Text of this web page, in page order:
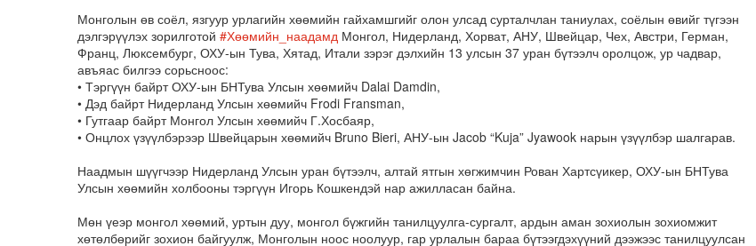
Монголын өв соёл, язгуур урлагийн хөөмийн гайхамшгийг олон улсад сурталчлан таниулах, соёлын өвийг түгээн
дэлгэрүүлэх зорилготой #Хөөмийн_наадамд Монгол, Нидерланд, Хорват, АНУ, Швейцар, Чех, Австри, Герман,
Франц, Люксембург, ОХУ-ын Тува, Хятад, Итали зэрэг дэлхийн 13 улсын 37 уран бүтээлч оролцож, ур чадвар,
авъяас билгээ сорьсноос:
• Тэргүүн байрт ОХУ-ын БНТува Улсын хөөмийч Dalai Damdin,
• Дэд байрт Нидерланд Улсын хөөмийч Frodi Fransman,
• Гутгаар байрт Монгол Улсын хөөмийч Г.Хосбаяр,
• Онцлох үзүүлбэрээр Швейцарын хөөмийч Bruno Bieri, АНУ-ын Jacob “Kuja” Jyawook нарын үзүүлбэр шалгарав.
Наадмын шүүгчээр Нидерланд Улсын уран бүтээлч, алтай ятгын хөгжимчин Рован Хартсүикер, ОХУ-ын БНТува
Улсын хөөмийн холбооны тэргүүн Игорь Кошкендэй нар ажилласан байна.
Мөн үеэр монгол хөөмий, уртын дуу, монгол бүжгийн танилцуулга-сургалт, ардын аман зохиолын зохиомжит
хөтөлбөрийг зохион байгуулж, Монголын ноос ноолуур, гар урлалын бараа бүтээгдэхүүний дээжээс танилцуулсан